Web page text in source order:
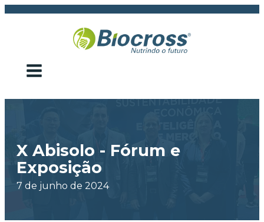
X Abisolo - Fórum e
Exposição
7 de junho de 2024